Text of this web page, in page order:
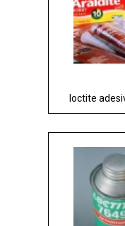
loctite